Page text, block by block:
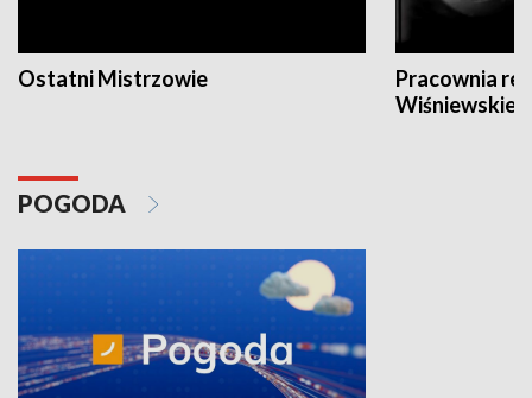
Ostatni Mistrzowie
Pracownia
POGODA